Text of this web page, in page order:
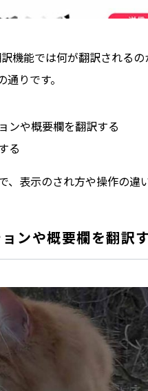
機能では何が翻訳される
りです。
ンや概要欄を翻訳する
る
、表示のされ方や操作の違
ンや概要欄を翻訳